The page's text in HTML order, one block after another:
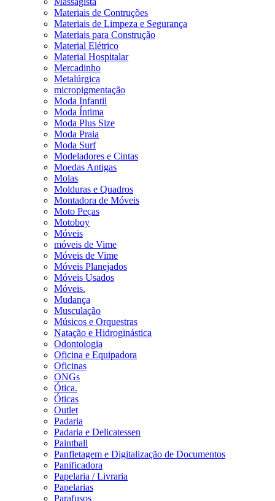
Materiais de Contruções
Materiais de Limpeza e Segurança
Materiais para Construção
Material Elétrico
Material Hospitalar
Mercadinho
Metalúrgica
micropigmentação
Moda Infantil
Moda Íntima
Moda Plus Size
Moda Praia
Moda Surf
Modeladores e Cintas
Moedas Antigas
Molas
Molduras e Quadros
Montadora de Móveis
Moto Peças
Motoboy
Móveis
móveis de Vime
Móveis de Vime
Móveis Planejados
Móveis Usados
Móveis.
Mudança
Musculação
Músicos e Orquestras
Natação e Hidroginástica
Odontologia
Oficina e Equipadora
Oficinas
ONGs
Ótica.
Óticas
Outlet
Padaria
Padaria e Delicatessen
Paintball
Panfletagem e Digitalização de Documentos
Panificadora
Papelaria / Livraria
Papelarias
Parafusos